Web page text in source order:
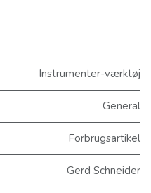
Instrumenter-værktøj
General
Forbrugsartikel
Gerd Schneider